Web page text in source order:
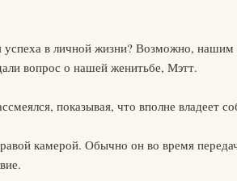
в личной жизни? Возможно, нашим
вопрос о нашей женитьбе, Мэтт.
показывая, что вполне владеет
камерой. Обычно он во время